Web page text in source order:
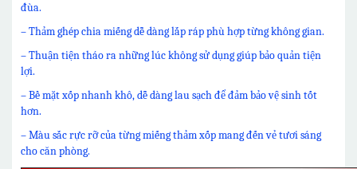
đùa.
– Thảm ghép chia miếng dễ dàng lắp ráp phù hợp từng không gian.
– Thuận tiện tháo ra những lúc không sử dụng giúp bảo quản tiện
lợi.
– Bề mặt xốp nhanh khô, dễ dàng lau sạch để đảm bảo vệ sinh tốt
hơn.
– Màu sắc rực rỡ của từng miếng thảm xốp mang đến vẻ tươi sáng
cho căn phòng.